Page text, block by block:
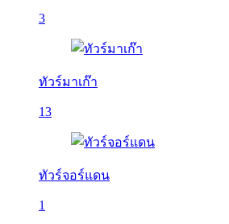
3
ทัวร์มาเก๊า
13
ทัวร์จอร์แดน
1